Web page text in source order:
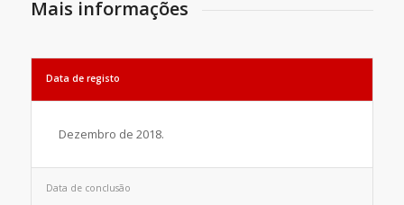
Mais informações
Data de registo
Dezembro de 2018.
Data de conclusão